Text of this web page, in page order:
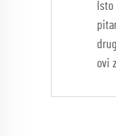
ovi